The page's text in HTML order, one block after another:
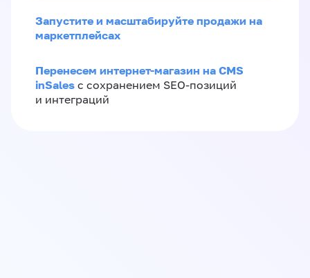
Запустите и масштабируйте продажи на
маркетплейсах
Перенесем интернет-магазин на CMS
inSales с сохранением SEO-позиций
и интеграций